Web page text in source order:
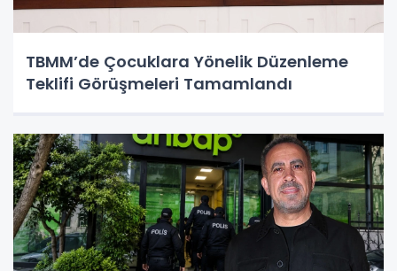
TBMM’de Çocuklara Yönelik Düzenleme
Teklifi Görüşmeleri Tamamlandı